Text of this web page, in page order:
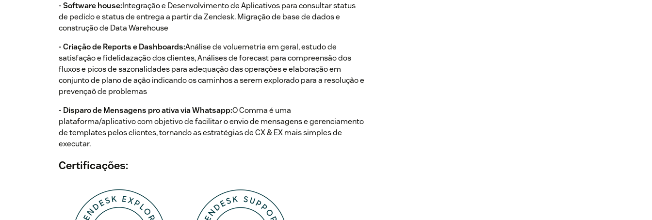
- Software house:Integração e Desenvolvimento de Aplicativos para consultar status
de pedido e status de entrega a partir da Zendesk. Migração de base de dados e
construção de Data Warehouse
- Criação de Reports e Dashboards:Análise de voluemetria em geral, estudo de
satisfação e fidelidazação dos clientes, Análises de forecast para compreensão dos
fluxos e picos de sazonalidades para adequação das operações e elaboração em
conjunto de plano de ação indicando os caminhos a serem explorado para a resolução e
prevençaõ de problemas
- Disparo de Mensagens pro ativa via Whatsapp:O Comma é uma
plataforma/aplicativo com objetivo de facilitar o envio de mensagens e gerenciamento
de templates pelos clientes, tornando as estratégias de CX & EX mais simples de
executar.
Certificações: